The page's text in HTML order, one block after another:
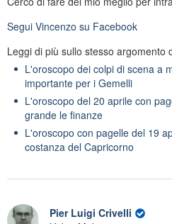
Segui Vincenzo su Facebook
Leggi di più sullo stesso argomento
L'oroscopo dei colpi di scena a
importante per i Gemelli
L'oroscopo del 20 aprile con
grande le finanze
L'oroscopo con pagelle del 19
costanza del Capricorno
Pier Luigi Crivelli